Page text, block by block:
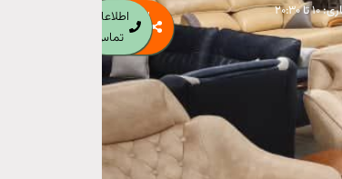
۱۰ تا ۲۰:۳۰
اشتراک
گذاری
اطلاعات
تماس